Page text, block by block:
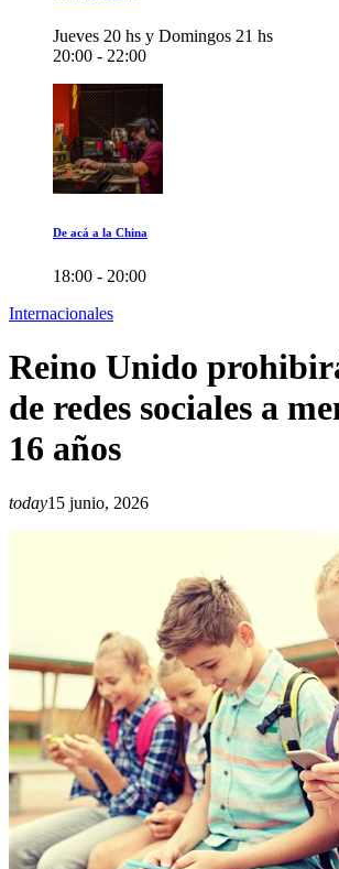
Jueves 20 hs y Domingos 21 hs
20:00 - 22:00
De acá a la China
18:00 - 20:00
Internacionales
Reino Unido
de redes sociales a
16 años
today15 junio, 2026